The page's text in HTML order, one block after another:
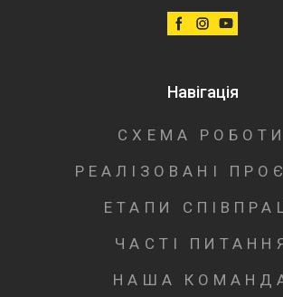
Навігація
СХЕМА РОБОТИ
РЕАЛІЗОВАНІ
ЕТАПИ
ЧАСТІ
НАША